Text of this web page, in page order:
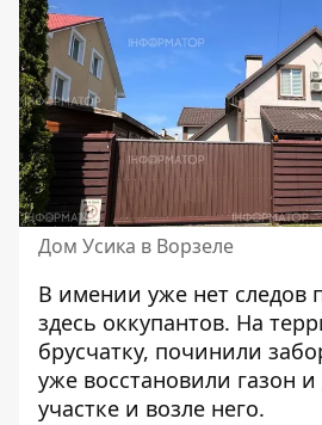
Дом Усика в Ворзеле
В имении уже нет следов
здесь оккупантов. На
брусчатку, починили
уже восстановили газон
участке и возле него.